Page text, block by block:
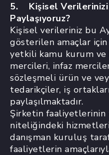
5. Kişisel
Paylaşıyoruz?
Kişisel verileriniz bu
gösterilen amaçlar
yetkili kamu kurum ve
mercileri, infaz
sözleşmeli ürün ve
tedarikçiler, iş
paylaşılmaktadır.
Şirketin faaliyetlerinin
niteliğindeki hizmetleri
danışman kuruluş
faaliyetlerin